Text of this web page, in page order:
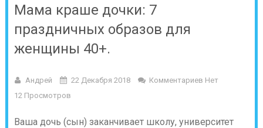
Мама краше дочки: 7
праздничных образов для
женщины 40+.
Андрей 22 Декабря 2018
Комментариев Нет
12 Просмотров
Ваша дочь (сын) заканчивает школу, университет